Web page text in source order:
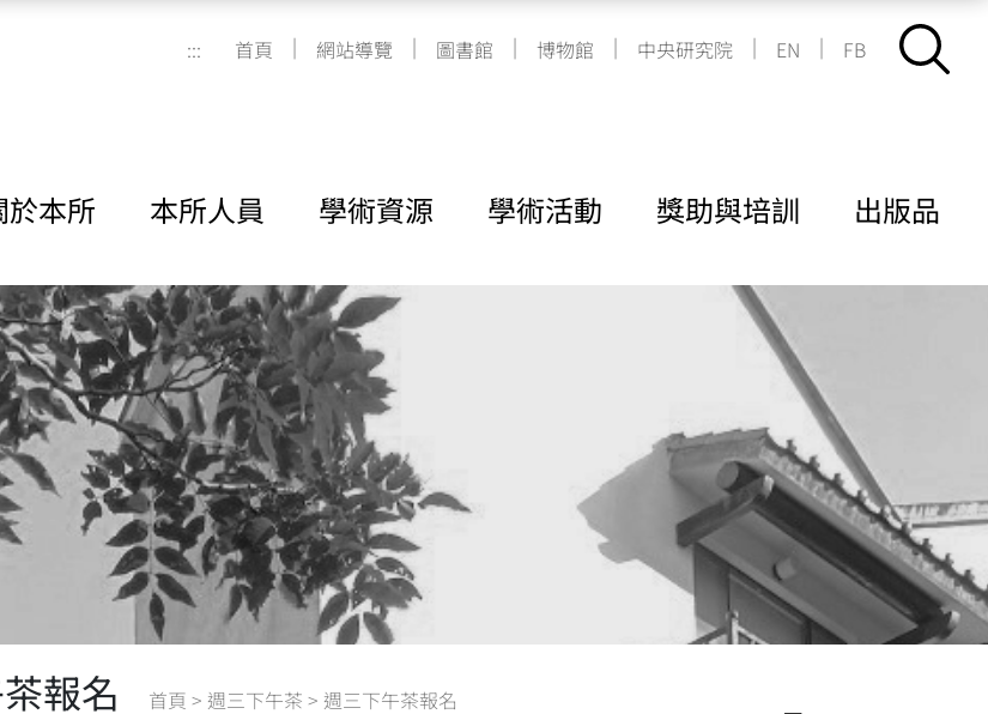
::: 首頁 | 網站導覽 | 圖書館 | 博物館 | 中央研究院 | EN | FB
於本所 本所人員 學術資源 學術活動 獎助與培訓 出版品
報名 首頁 > 週三下午茶 > 週三下午茶報名